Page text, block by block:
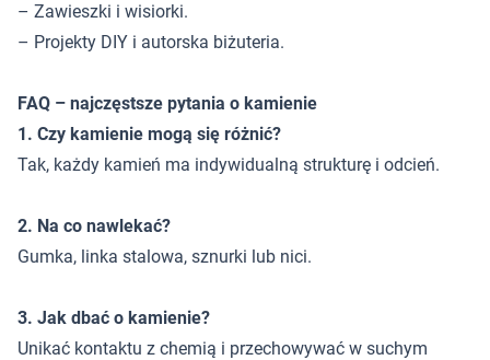
– Zawieszki i wisiorki.
– Projekty DIY i autorska biżuteria.
FAQ – najczęstsze pytania o kamienie
1. Czy kamienie mogą się różnić?
Tak, każdy kamień ma indywidualną strukturę i odcień.
2. Na co nawlekać?
Gumka, linka stalowa, sznurki lub nici.
3. Jak dbać o kamienie?
Unikać kontaktu z chemią i przechowywać w suchym